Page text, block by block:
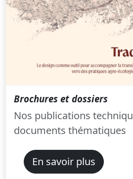
Brochures et dossiers
Nos publications
documents thématiques
En savoir plus